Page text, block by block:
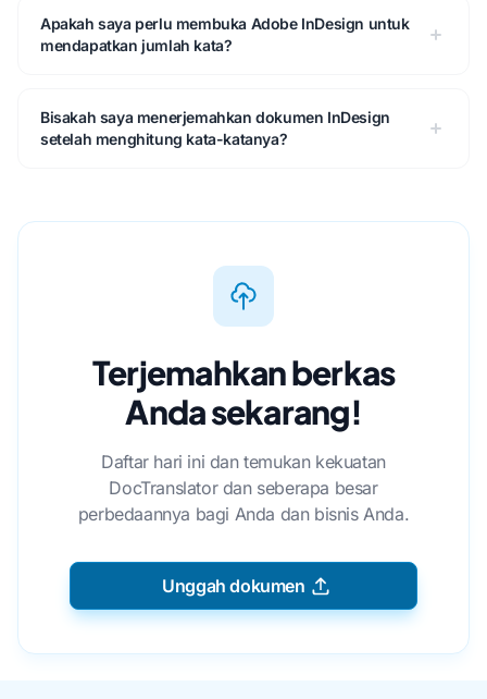
Apakah saya perlu membuka Adobe InDesign untuk
mendapatkan jumlah kata?
Bisakah saya menerjemahkan dokumen InDesign
setelah menghitung kata-katanya?
Terjemahkan berkas
Anda sekarang!
Daftar hari ini dan temukan kekuatan
DocTranslator dan seberapa besar
perbedaannya bagi Anda dan bisnis Anda.
Unggah dokumen